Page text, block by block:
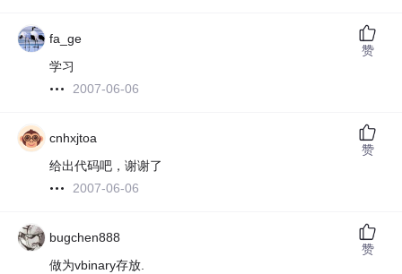
fa_ge
学习
2007-06-06
赞
cnhxjtoa
给出代码吧，谢谢了
2007-06-06
赞
bugchen888
做为vbinary存放.
赞